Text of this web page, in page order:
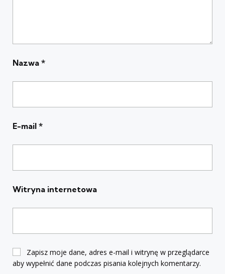
Nazwa *
E-mail *
Witryna internetowa
Zapisz moje dane, adres e-mail i witrynę w przeglądarce
aby wypełnić dane podczas pisania kolejnych komentarzy.